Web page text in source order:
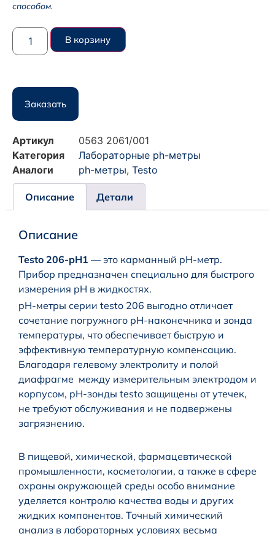
способом.
В корзину
Заказать
Артикул
0563 2061/001
Категория
Лабораторные ph-метры
Аналоги
ph-метры, Testo
Описание Детали
Описание
Testo 206-pH1 — это карманный pH-метр.
Прибор предназначен специально для быстрого
измерения pH в жидкостях.
pH-метры серии testo 206 выгодно отличает
сочетание погружного pH-наконечника и зонда
температуры, что обеспечивает быструю и
эффективную температурную компенсацию.
Благодаря гелевому электролиту и полой
диафрагме между измерительным электродом и
корпусом, pH-зонды testo защищены от утечек,
не требуют обслуживания и не подвержены
загрязнению.
В пищевой, химической, фармацевтической
промышленности, косметологии, а также в сфере
охраны окружающей среды особо внимание
уделяется контролю качества воды и других
жидких компонентов. Точный химический
анализ в лабораторных условиях весьма